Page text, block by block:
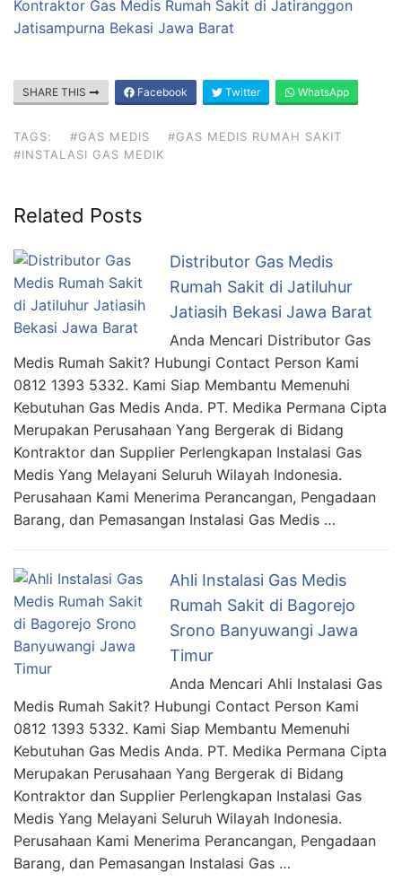
Kontraktor Gas Medis Rumah Sakit di Jatiranggon
Jatisampurna Bekasi Jawa Barat
SHARE THIS Facebook Twitter WhatsApp
TAGS: #GAS MEDIS
#GAS MEDIS RUMAH SAKIT
#INSTALASI GAS MEDIK
Related Posts
Distributor Gas Medis
Rumah Sakit di Jatiluhur
Jatiasih Bekasi Jawa Barat
Anda Mencari Distributor Gas
Medis Rumah Sakit? Hubungi Contact Person Kami
0812 1393 5332. Kami Siap Membantu Memenuhi
Kebutuhan Gas Medis Anda. PT. Medika Permana Cipta
Merupakan Perusahaan Yang Bergerak di Bidang
Kontraktor dan Supplier Perlengkapan Instalasi Gas
Medis Yang Melayani Seluruh Wilayah Indonesia.
Perusahaan Kami Menerima Perancangan, Pengadaan
Barang, dan Pemasangan Instalasi Gas Medis …
Ahli Instalasi Gas Medis
Rumah Sakit di Bagorejo
Srono Banyuwangi Jawa
Timur
Anda Mencari Ahli Instalasi Gas
Medis Rumah Sakit? Hubungi Contact Person Kami
0812 1393 5332. Kami Siap Membantu Memenuhi
Kebutuhan Gas Medis Anda. PT. Medika Permana Cipta
Merupakan Perusahaan Yang Bergerak di Bidang
Kontraktor dan Supplier Perlengkapan Instalasi Gas
Medis Yang Melayani Seluruh Wilayah Indonesia.
Perusahaan Kami Menerima Perancangan, Pengadaan
Barang, dan Pemasangan Instalasi Gas …